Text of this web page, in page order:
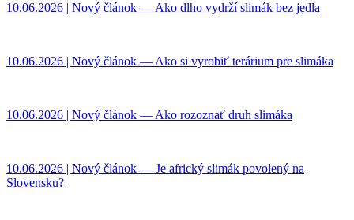
10.06.2026 | Nový článok — Ako dlho vydrží slimák bez jedla
10.06.2026 | Nový článok — Ako si vyrobiť terárium pre slimáka
10.06.2026 | Nový článok — Ako rozoznať druh slimáka
10.06.2026 | Nový článok — Je africký slimák povolený na
Slovensku?